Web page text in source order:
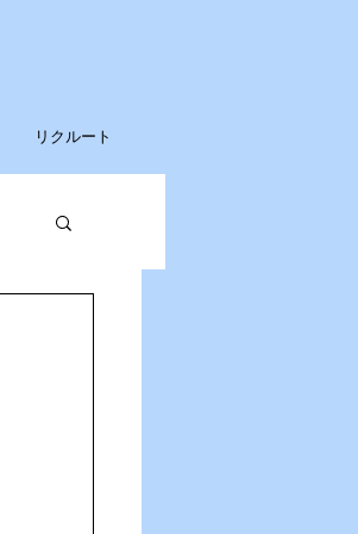
リクルート